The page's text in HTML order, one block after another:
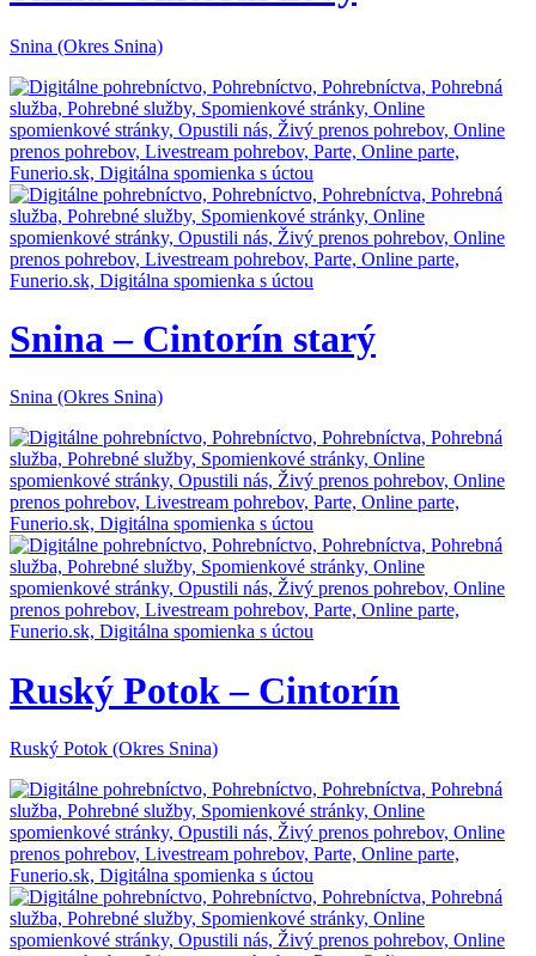
Snina (Okres Snina)
Snina – Cintorín starý
Snina (Okres Snina)
Ruský Potok – Cintorín
Ruský Potok (Okres Snina)